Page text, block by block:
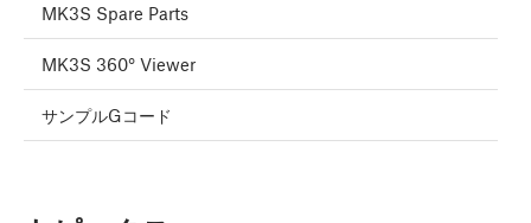
MK3S Spare Parts
MK3S 360° Viewer
サンプルGコード